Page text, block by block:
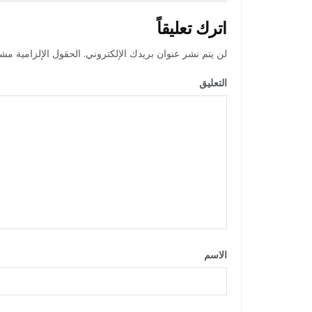
اترك تعليقاً
لن يتم نشر عنوان بريدك الإلكتروني. الحقول الإلزامية
التعليق
الاسم